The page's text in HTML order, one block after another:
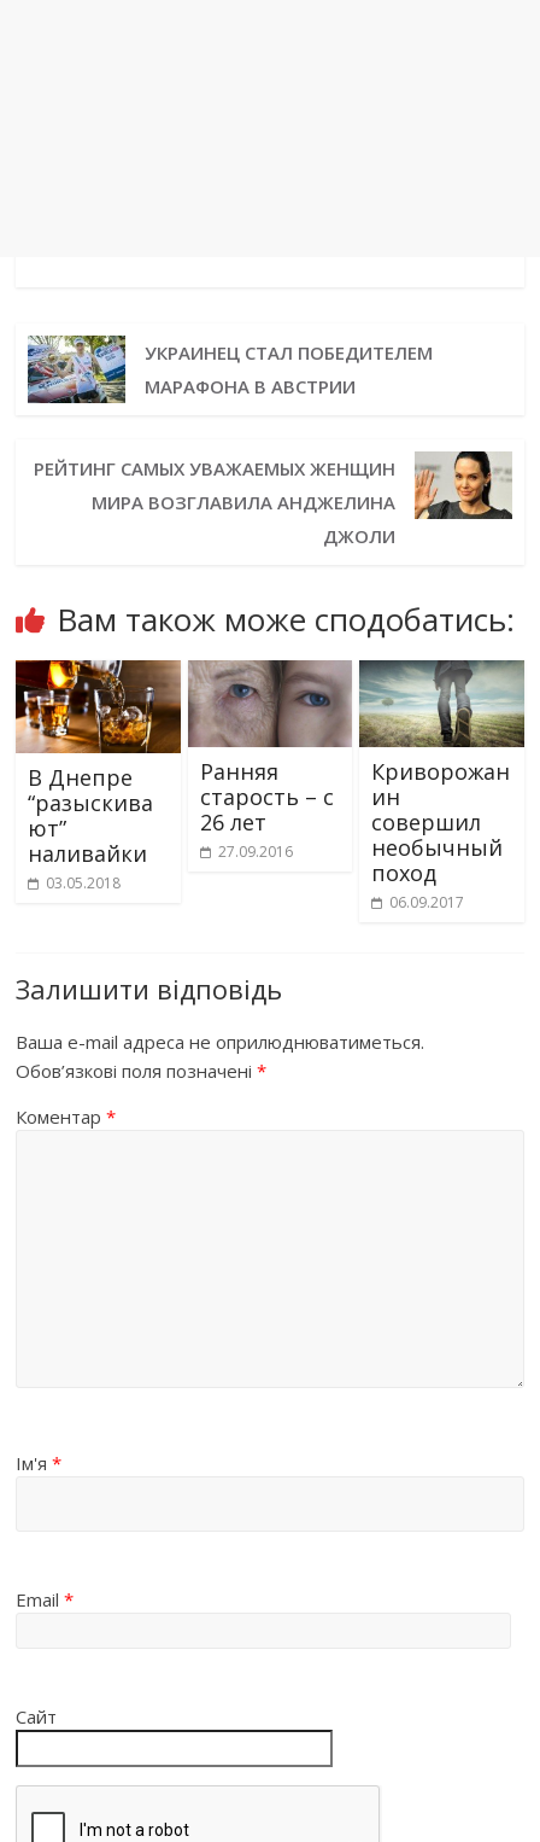
УКРАИНЕЦ СТАЛ ПОБЕДИТЕЛЕМ
МАРАФОНА В АВСТРИИ
РЕЙТИНГ САМЫХ УВАЖАЕМЫХ ЖЕНЩИН
МИРА ВОЗГЛАВИЛА АНДЖЕЛИНА
ДЖОЛИ
Вам також може сподобатись:
В Днепре
“разыскива
ют”
наливайки
03.05.2018
Ранняя
старость – с
26 лет
27.09.2016
Криворожан
ин
совершил
необычный
поход
06.09.2017
Залишити відповідь
Ваша e-mail адреса не оприлюднюватиметься.
Обов’язкові поля позначені*
Коментар*
Ім'я*
Email*
Сайт